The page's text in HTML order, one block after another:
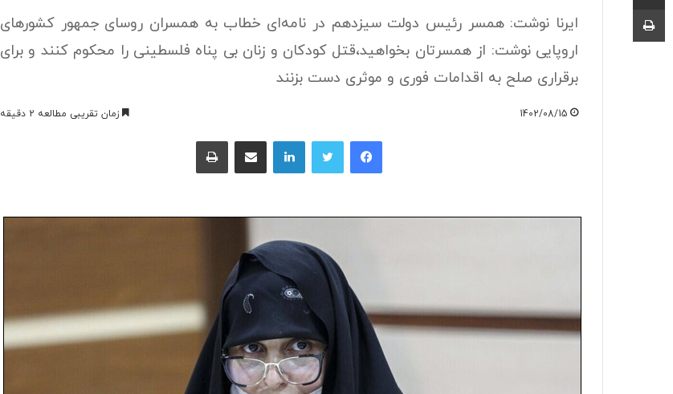
ایرنا نوشت: همسر رئیس دولت سیزدهم در نامه‌ای خطاب به همسران روسای جمهور کشورهای
اروپایی نوشت: از همسرتان بخواهید،قتل کودکان و زنان بی پناه فلسطینی را محکوم کنند و برای
برقراری صلح به اقدامات فوری و موثری دست بزنند
1402/08/15 زمان تقریبی مطالعه 2 دقیقه
فیسبوک لینکداین